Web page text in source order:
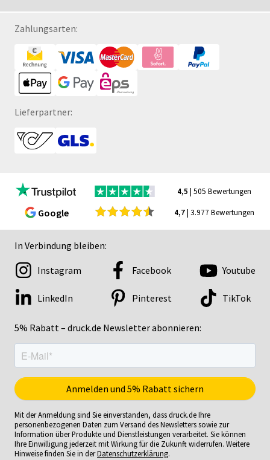
Zahlungsarten:
Lieferpartner:
4,5 | 505 Bewertungen
Google 4,7| 3.977 Bewertungen
In Verbindung bleiben:
5% Rabatt – druck.de Newsletter abonnieren:
Instagram Facebook Youtube
LinkedIn Pinterest TikTok
Mit der Anmeldung sind Sie einverstanden, dass druck.de Ihre
personenbezogenen Daten zum Versand des Newsletters sowie zur
Information über Produkte und Dienstleistungen verarbeitet. Sie können
Ihre Einwilligung jederzeit mit Wirkung für die Zukunft widerrufen. Weitere
Hinweise finden Sie in derDatenschutzerklärung.